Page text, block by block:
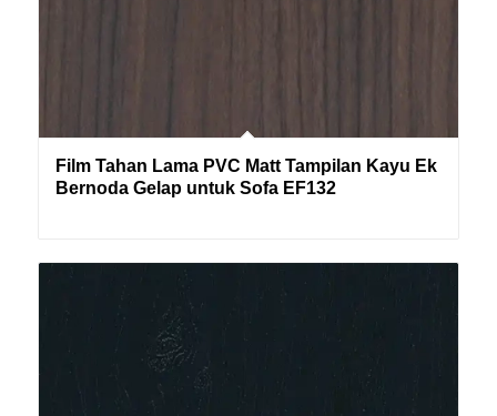
Film Tahan Lama PVC Matt Tampilan Kayu Ek
Bernoda Gelap untuk Sofa EF132